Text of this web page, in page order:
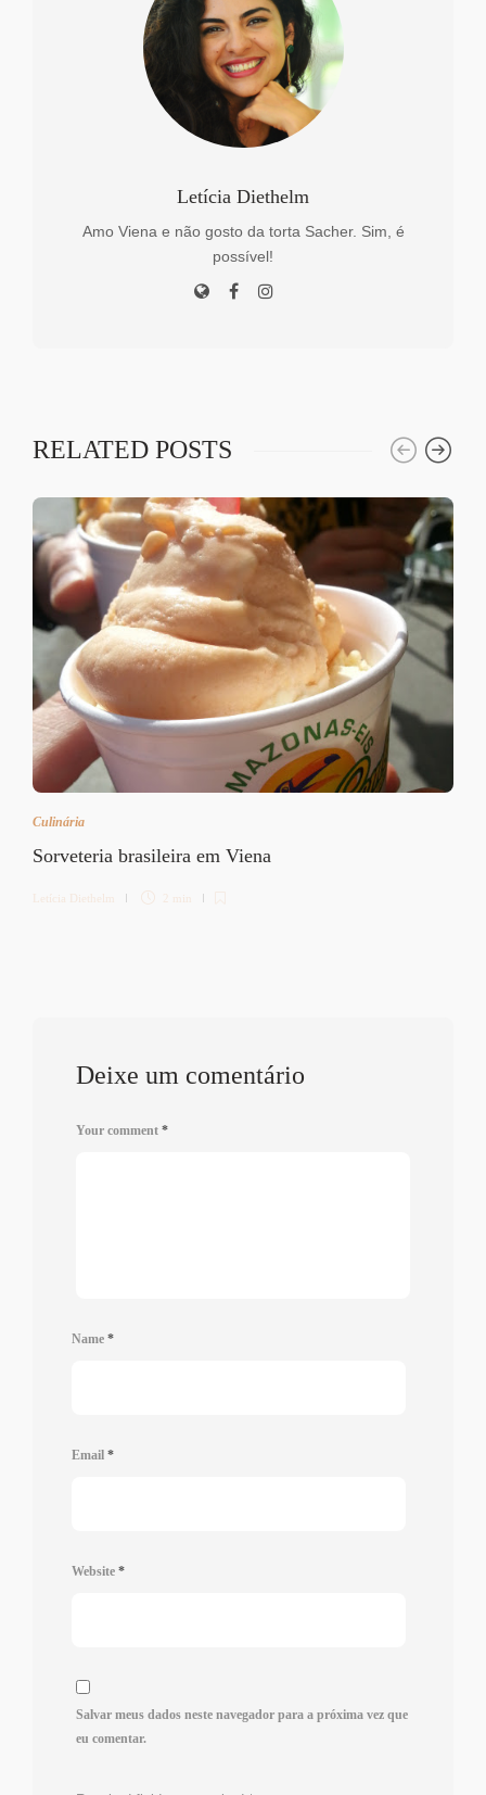
Letícia Diethelm
Amo Viena e não gosto da torta Sacher. Sim, é
possível!
RELATED POSTS
Culinária
Sorveteria brasileira em Viena
Letícia Diethelm 2 min
Deixe um comentário
Your comment *
Name *
Email *
Website *
Salvar meus dados neste navegador para a próxima vez que
eu comentar.